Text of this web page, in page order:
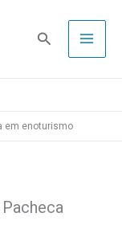
Pesquisa
em enoturismo